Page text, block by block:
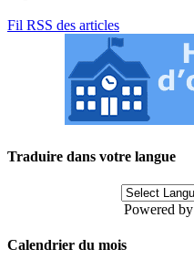
Fil RSS des articles
Traduire dans votre langue
Powered by
Calendrier du mois